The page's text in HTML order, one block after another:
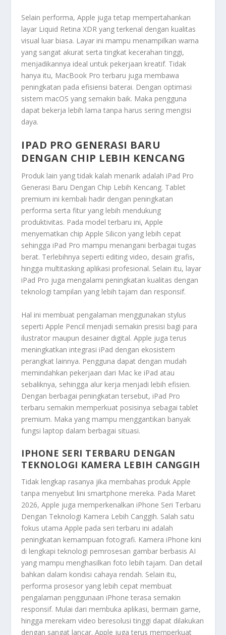
Selain performa, Apple juga tetap mempertahankan
layar Liquid Retina XDR yang terkenal dengan kualitas
visual luar biasa. Layar ini mampu menampilkan warna
yang sangat akurat serta tingkat kecerahan tinggi,
menjadikannya ideal untuk pekerjaan kreatif. Tidak
hanya itu, MacBook Pro terbaru juga membawa
peningkatan pada efisiensi baterai. Dengan optimasi
sistem macOS yang semakin baik. Maka pengguna
dapat bekerja lebih lama tanpa harus sering mengisi
daya.
IPAD PRO GENERASI BARU
DENGAN CHIP LEBIH KENCANG
Produk lain yang tidak kalah menarik adalah iPad Pro
Generasi Baru Dengan Chip Lebih Kencang. Tablet
premium ini kembali hadir dengan peningkatan
performa serta fitur yang lebih mendukung
produktivitas. Pada model terbaru ini, Apple
menyematkan chip Apple Silicon yang lebih cepat
sehingga iPad Pro mampu menangani berbagai tugas
berat. Terlebihnya seperti editing video, desain grafis,
hingga multitasking aplikasi profesional. Selain itu, layar
iPad Pro juga mengalami peningkatan kualitas dengan
teknologi tampilan yang lebih tajam dan responsif.
Hal ini membuat pengalaman menggunakan stylus
seperti Apple Pencil menjadi semakin presisi bagi para
ilustrator maupun desainer digital. Apple juga terus
meningkatkan integrasi iPad dengan ekosistem
perangkat lainnya. Pengguna dapat dengan mudah
memindahkan pekerjaan dari Mac ke iPad atau
sebaliknya, sehingga alur kerja menjadi lebih efisien.
Dengan berbagai peningkatan tersebut, iPad Pro
terbaru semakin memperkuat posisinya sebagai tablet
premium. Maka yang mampu menggantikan banyak
fungsi laptop dalam berbagai situasi.
IPHONE SERI TERBARU DENGAN
TEKNOLOGI KAMERA LEBIH CANGGIH
Tidak lengkap rasanya jika membahas produk Apple
tanpa menyebut lini smartphone mereka. Pada Maret
2026, Apple juga memperkenalkan iPhone Seri Terbaru
Dengan Teknologi Kamera Lebih Canggih. Salah satu
fokus utama Apple pada seri terbaru ini adalah
peningkatan kemampuan fotografi. Kamera iPhone kini
di lengkapi teknologi pemrosesan gambar berbasis AI
yang mampu menghasilkan foto lebih tajam. Dan detail
bahkan dalam kondisi cahaya rendah. Selain itu,
performa prosesor yang lebih cepat membuat
pengalaman penggunaan iPhone terasa semakin
responsif. Mulai dari membuka aplikasi, bermain game,
hingga merekam video beresolusi tinggi dapat dilakukan
dengan sangat lancar. Apple juga terus memperkuat